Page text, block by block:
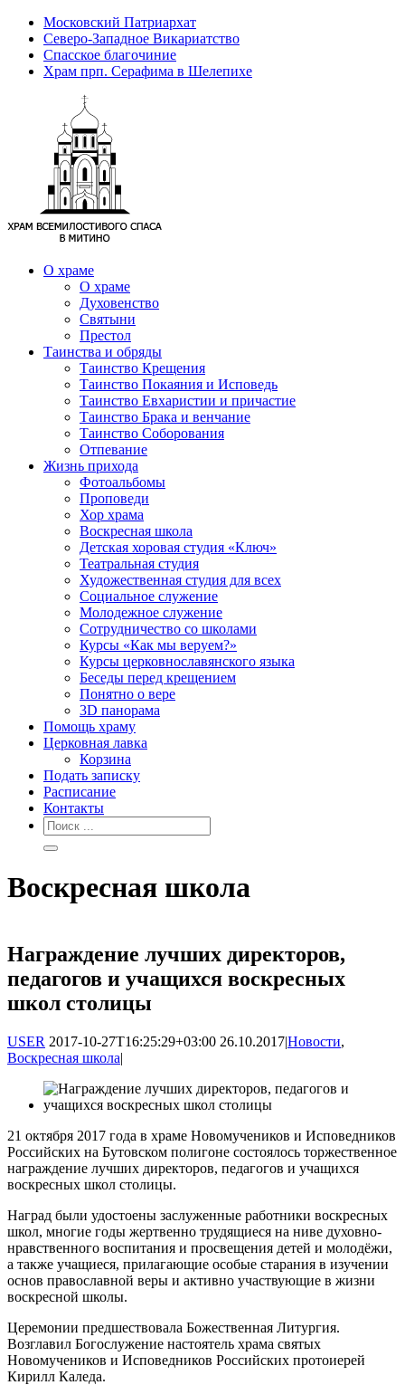
Московский Патриархат
Северо-Западное Викариатство
Спасское благочиние
Храм прп. Серафима в Шелепихе
О храме
О храме
Духовенство
Святыни
Престол
Таинства и обряды
Таинство Крещения
Таинство Покаяния и Исповедь
Таинство Евхаристии и причастие
Таинство Брака и венчание
Таинство Соборования
Отпевание
Жизнь прихода
Фотоальбомы
Проповеди
Хор храма
Воскресная школа
Детская хоровая студия «Ключ»
Театральная студия
Х​удожественная студия для всех
Социальное служение
Молодежное служение
Сотрудничество со школами
Курсы «Как мы веруем?»
Курсы церковнославянского языка
Беседы перед крещением
Понятно о вере
3D панорама
Помощь храму
Церковная лавка
Корзина
Подать записку
Расписание
Контакты
Воскресная школа
Награждение лучших директоров,
педагогов и учащихся воскресных
школ столицы
USER 2017-10-27T16:25:29+03:00 26.10.2017|Новости,
Воскресная школа|
21 октября 2017 года в храме Новомучеников и Исповедников
Российских на Бутовском полигоне состоялось торжественное
награждение лучших директоров, педагогов и учащихся
воскресных школ столицы.
Наград были удостоены заслуженные работники воскресных
школ, многие годы жертвенно трудящиеся на ниве духовно-
нравственного воспитания и просвещения детей и молодёжи,
а также учащиеся, прилагающие особые старания в изучении
основ православной веры и активно участвующие в жизни
воскресной школы.
Церемонии предшествовала Божественная Литургия.
Возглавил Богослужение настоятель храма святых
Новомучеников и Исповедников Российских протоиерей
Кирилл Каледа.